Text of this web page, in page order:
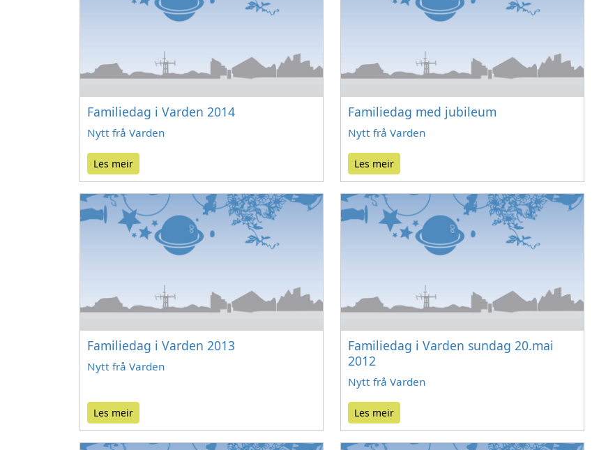
Familiedag i Varden 2014
Nytt frå Varden
Les meir
Familiedag med jubileum
Nytt frå Varden
Les meir
Familiedag i Varden 2013
Nytt frå Varden
Les meir
Familiedag i Varden sundag 20.mai
2012
Nytt frå Varden
Les meir